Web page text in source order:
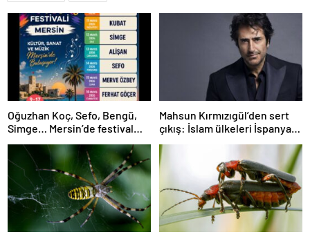
Oğuzhan Koç, Sefo, Bengü,
Simge… Mersin’de festival
heyecanı başlıyor
Mahsun Kırmızıgül’den sert
çıkış: İslam ülkeleri İspanya
kadar cesur olamadı